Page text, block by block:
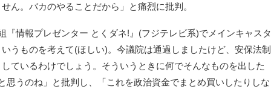
ん。バカのやることだから」と痛烈に批判。
『情報プレゼンター とくダネ!』(フジテレビ系)でメインキャスタ
うものを考えて(ほしい)。今議院は通過しましたけど、安保法制
ているわけでしょう。そういうときに何でそんなものを出した
思うのね」と批判し、「これを政治資金でまとめ買いしたりしな